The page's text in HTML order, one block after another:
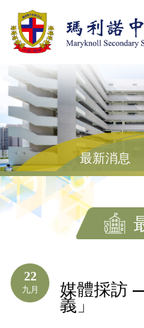
最新消息
22
九月 媒體採訪
義」